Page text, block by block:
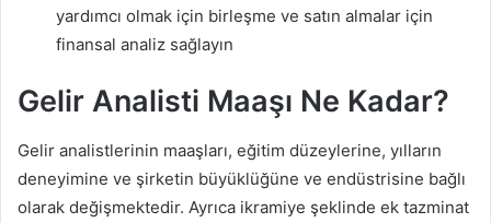
yardımcı olmak için birleşme ve satın almalar için
finansal analiz sağlayın
Gelir Analisti Maaşı Ne Kadar?
Gelir analistlerinin maaşları, eğitim düzeylerine, yılların
deneyimine ve şirketin büyüklüğüne ve endüstrisine bağlı
olarak değişmektedir. Ayrıca ikramiye şeklinde ek tazminat